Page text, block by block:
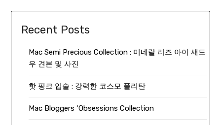
Recent Posts
Mac Semi Precious Collection : 미네랄 리즈 아이 섀도
우 견본 및 사진
핫 핑크 입술 : 강력한 코스모 폴리탄
Mac Bloggers ‘Obsessions Collection